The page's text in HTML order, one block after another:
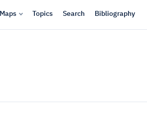
Maps Topics Search Bibliography